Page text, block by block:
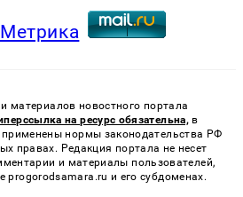
материалов новостного портала
на ресурс обязательна, в
применены нормы законодательства РФ
правах. Редакция портала не несет
и материалы пользователей,
progorodsamara.ru и его субдоменах.